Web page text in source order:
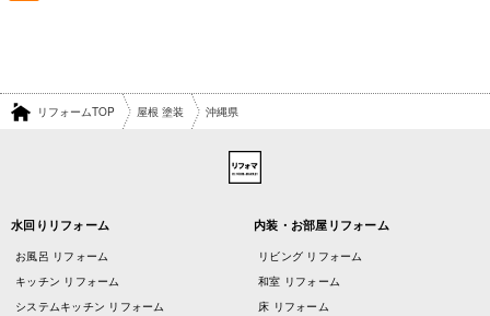
リフォームTOP 屋根 塗装 沖縄県
水回りリフォーム
お風呂 リフォーム
キッチン リフォーム
システムキッチン リフォーム
内装・お部屋リフォーム
リビング リフォーム
和室 リフォーム
床 リフォーム